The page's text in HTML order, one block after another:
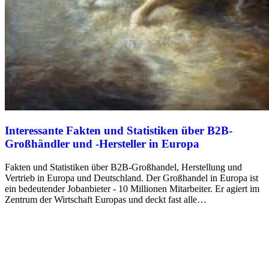
Interessante Fakten und Statistiken über B2B-
Großhändler und -Hersteller in Europa
Fakten und Statistiken über B2B-Großhandel, Herstellung und
Vertrieb in Europa und Deutschland. Der Großhandel in Europa ist
ein bedeutender Jobanbieter - 10 Millionen Mitarbeiter. Er agiert im
Zentrum der Wirtschaft Europas und deckt fast alle…